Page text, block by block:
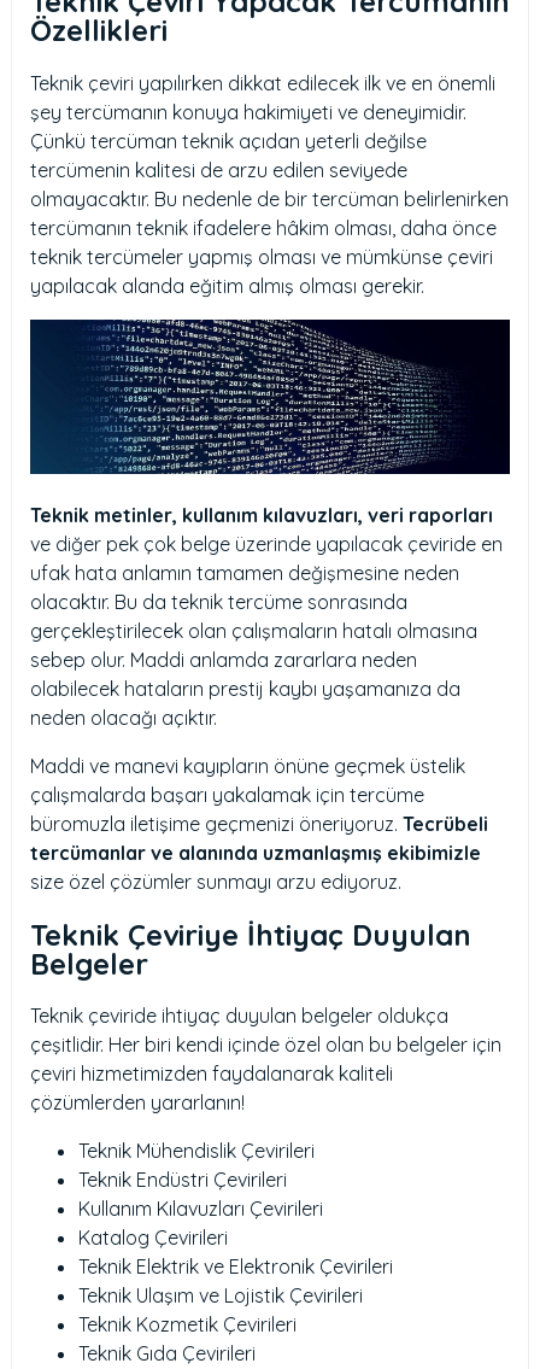
Özellikleri
Teknik çeviri yapılırken dikkat edilecek ilk ve en önemli
şey tercümanın konuya hakimiyeti ve deneyimidir.
Çünkü tercüman teknik açıdan yeterli değilse
tercümenin kalitesi de arzu edilen seviyede
olmayacaktır. Bu nedenle de bir tercüman belirlenirken
tercümanın teknik ifadelere hâkim olması, daha önce
teknik tercümeler yapmış olması ve mümkünse çeviri
yapılacak alanda eğitim almış olması gerekir.
Teknik metinler, kullanım kılavuzları, veri raporları
ve diğer pek çok belge üzerinde yapılacak çeviride en
ufak hata anlamın tamamen değişmesine neden
olacaktır. Bu da teknik tercüme sonrasında
gerçekleştirilecek olan çalışmaların hatalı olmasına
sebep olur. Maddi anlamda zararlara neden
olabilecek hataların prestij kaybı yaşamanıza da
neden olacağı açıktır.
Maddi ve manevi kayıpların önüne geçmek üstelik
çalışmalarda başarı yakalamak için tercüme
büromuzla iletişime geçmenizi öneriyoruz. Tecrübeli
tercümanlar ve alanında uzmanlaşmış ekibimizle
size özel çözümler sunmayı arzu ediyoruz.
Teknik Çeviriye İhtiyaç Duyulan
Belgeler
Teknik çeviride ihtiyaç duyulan belgeler oldukça
çeşitlidir. Her biri kendi içinde özel olan bu belgeler için
çeviri hizmetimizden faydalanarak kaliteli
çözümlerden yararlanın!
Teknik Mühendislik Çevirileri
Teknik Endüstri Çevirileri
Kullanım Kılavuzları Çevirileri
Katalog Çevirileri
Teknik Elektrik ve Elektronik Çevirileri
Teknik Ulaşım ve Lojistik Çevirileri
Teknik Kozmetik Çevirileri
Teknik Gıda Çevirileri